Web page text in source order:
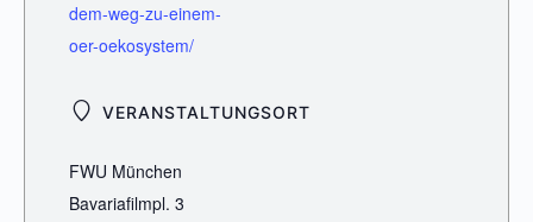
dem-weg-zu-einem-
oer-oekosystem/
VERANSTALTUNGSORT
FWU München
Bavariafilmpl. 3